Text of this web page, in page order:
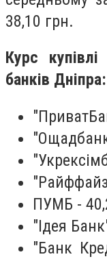
38,10 грн.
Курс
банків Дніпра:
ПУМБ -
"Ідея
"Банк